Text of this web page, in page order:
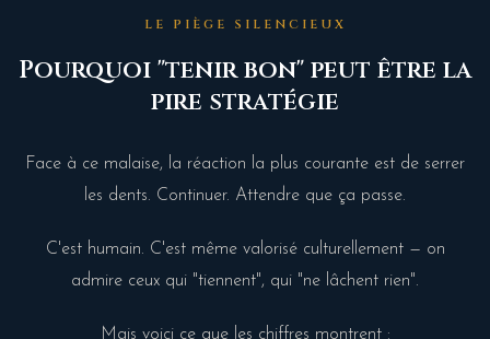
LE PIÈGE SILENCIEUX
Pourquoi "tenir bon" peut être la
pire stratégie
Face à ce malaise, la réaction la plus courante est de serrer
les dents. Continuer. Attendre que ça passe.
C'est humain. C'est même valorisé culturellement — on
admire ceux qui "tiennent", qui "ne lâchent rien".
Mais voici ce que les chiffres montrent :